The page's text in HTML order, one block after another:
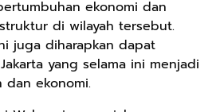
ekonomi dan
di wilayah tersebut.
juga diharapkan dapat
yang selama ini menjadi
dan ekonomi.